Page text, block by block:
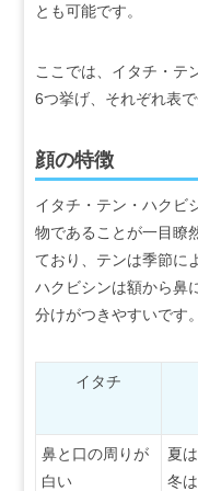
とも可能です。
ここでは、イタチ・テ
6つ挙げ、それぞれ表
顔の特徴
イタチ・テン・ハクビ
物であることが一目瞭
ており、テンは季節に
ハクビシンは額から鼻
分けがつきやすいです。
イタチ
鼻と口の周りが
白い
夏
冬